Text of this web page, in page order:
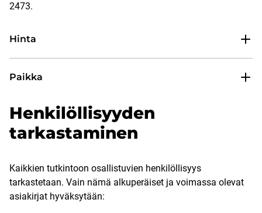
2473.
Hinta
Paikka
Henkilöllisyyden
tarkastaminen
Kaikkien tutkintoon osallistuvien henkilöllisyys
tarkastetaan. Vain nämä alkuperäiset ja voimassa olevat
asiakirjat hyväksytään: